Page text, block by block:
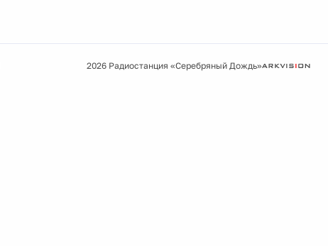
2026 Радиостанция «Серебряный Дождь»